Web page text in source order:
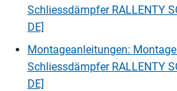
Schliessdämpfer RALLENTY
DE]
Montageanleitungen:
Schliessdämpfer RALLENTY
DE]